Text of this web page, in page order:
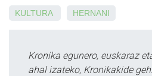
KULTURA HERNANI
Kronika egunero, euskaraz
ahal izateko, Kronikakide